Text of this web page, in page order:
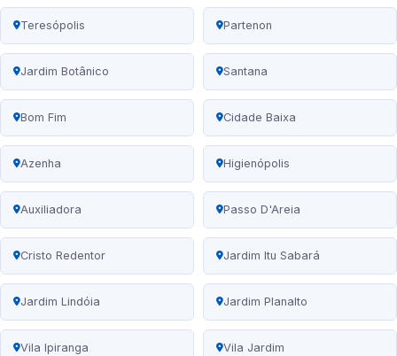
Teresópolis Partenon
Jardim Botânico Santana
Bom Fim Cidade Baixa
Azenha Higienópolis
Auxiliadora Passo D'Areia
Cristo Redentor Jardim Itu Sabará
Jardim Lindóia Jardim Planalto
Vila Ipiranga Vila Jardim